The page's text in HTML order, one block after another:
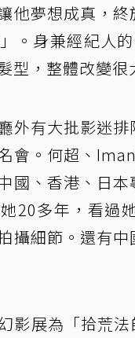
他夢想成真，
。身兼經紀人
型，整體改變很
外有大批影迷
會。何超、
國、香港、日
20多年，看過
攝細節。還有
影展為「拾荒